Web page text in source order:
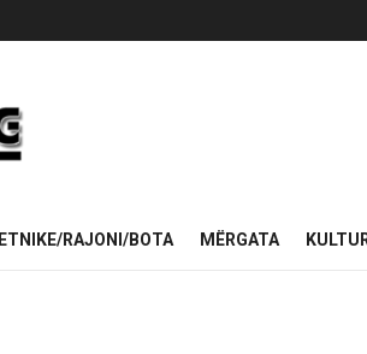
ETNIKE/RAJONI/BOTA MËRGATA